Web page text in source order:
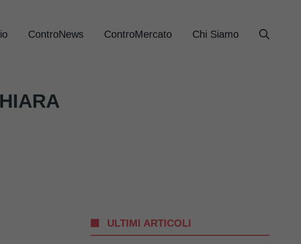
ControNews ControMercato Chi Siamo
ULTIMI ARTICOLI